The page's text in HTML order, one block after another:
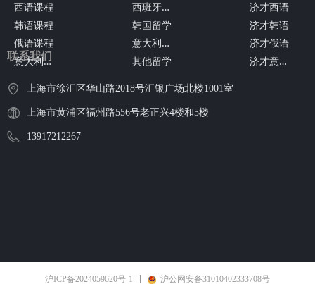
西语课程
韩语课程
俄语课程
意
大利语课程
西
班牙留学
韩国留学
意
大利留学
其他留学
济才西语
济才韩语
济才俄语
济
才意大利语
联系我们
上海市徐汇区华山路2018号汇银广场北楼1001室
上海市黄浦区福州路556号老正兴4楼和5楼
13917212267
沪ICP备2024059620号-1 沪公网安备31010402333708号